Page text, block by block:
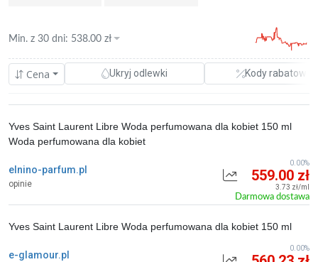
Cena Ukryj odlewki Kody rabatowe
Min. z 30 dni: 538.00 zł
elnino-parfum.pl
opinie
Yves Saint Laurent Libre Woda perfumowana dla kobiet 150 ml
Woda perfumowana dla kobiet
559.00 zł
3.73 zł/ml
Darmowa dostawa
0.00%
e-glamour.pl
Yves Saint Laurent Libre Woda perfumowana dla kobiet 150 ml
0.00%